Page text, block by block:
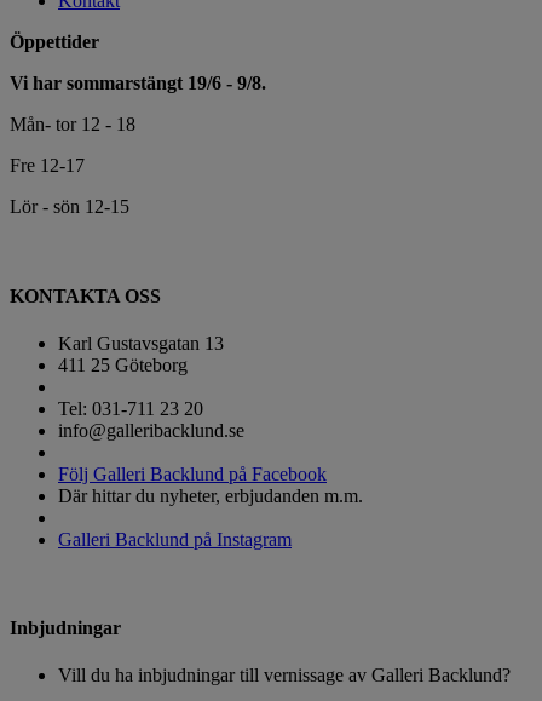
Öppettider
Vi har sommarstängt 19/6 - 9/8.
Mån- tor 12 - 18
Fre 12-17
Lör - sön 12-15
KONTAKTA OSS
Karl Gustavsgatan 13
411 25 Göteborg
Tel: 031-711 23 20
info@galleribacklund.se
Följ Galleri Backlund på Facebook
Där hittar du nyheter, erbjudanden m.m.
Galleri Backlund på Instagram
Inbjudningar
Vill du ha inbjudningar till vernissage av Galleri Backlund?